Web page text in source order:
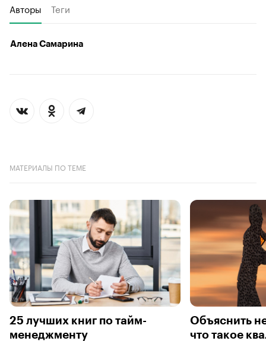
Авторы Теги
Алена Самарина
МАТЕРИАЛЫ ПО ТЕМЕ
25 лучших книг по тайм-
менеджменту
Объяснить
что такое